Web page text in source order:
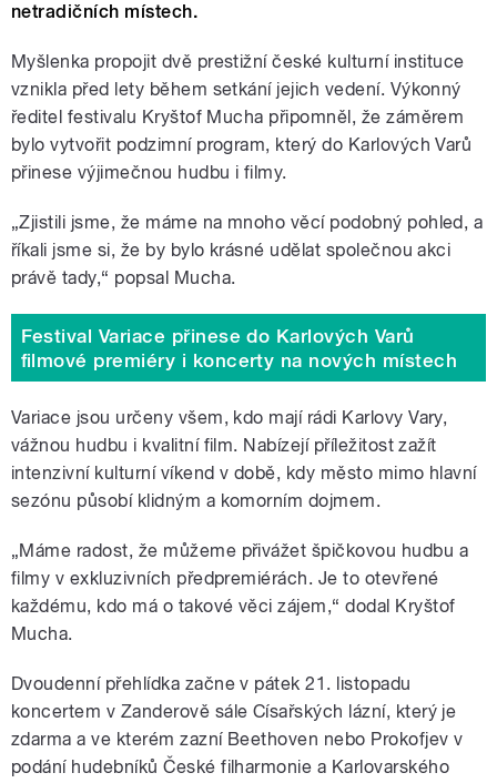
netradičních místech.
Myšlenka propojit dvě prestižní české kulturní instituce
vznikla před lety během setkání jejich vedení. Výkonný
ředitel festivalu Kryštof Mucha připomněl, že záměrem
bylo vytvořit podzimní program, který do Karlových Varů
přinese výjimečnou hudbu i filmy.
„Zjistili jsme, že máme na mnoho věcí podobný pohled, a
říkali jsme si, že by bylo krásné udělat společnou akci
právě tady,“ popsal Mucha.
Festival Variace přinese do Karlových Varů
filmové premiéry i koncerty na nových místech
Variace jsou určeny všem, kdo mají rádi Karlovy Vary,
vážnou hudbu i kvalitní film. Nabízejí příležitost zažít
intenzivní kulturní víkend v době, kdy město mimo hlavní
sezónu působí klidným a komorním dojmem.
„Máme radost, že můžeme přivážet špičkovou hudbu a
filmy v exkluzivních předpremiérách. Je to otevřené
každému, kdo má o takové věci zájem,“ dodal Kryštof
Mucha.
Dvoudenní přehlídka začne v pátek 21. listopadu
koncertem v Zanderově sále Císařských lázní, který je
zdarma a ve kterém zazní Beethoven nebo Prokofjev v
podání hudebníků České filharmonie a Karlovarského